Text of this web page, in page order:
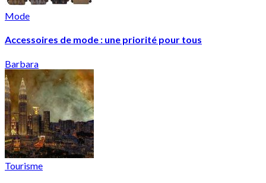
Mode
Accessoires de mode : une priorité pour tous
Barbara
Tourisme